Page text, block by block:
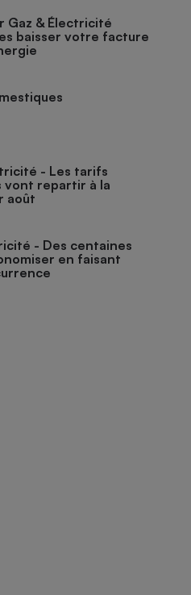
Gaz & Électricité
baisser votre facture
- Les tarifs
vont repartir à la
août
- Des centaines
en faisant